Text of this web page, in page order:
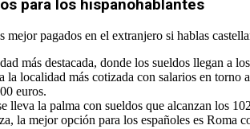
para los hispanohablantes
mejor pagados en el extranjero si hablas
más destacada, donde los sueldos llegan a
la localidad más cotizada con salarios en
euros.
lleva la palma con sueldos que alcanzan los
la mejor opción para los españoles es Roma